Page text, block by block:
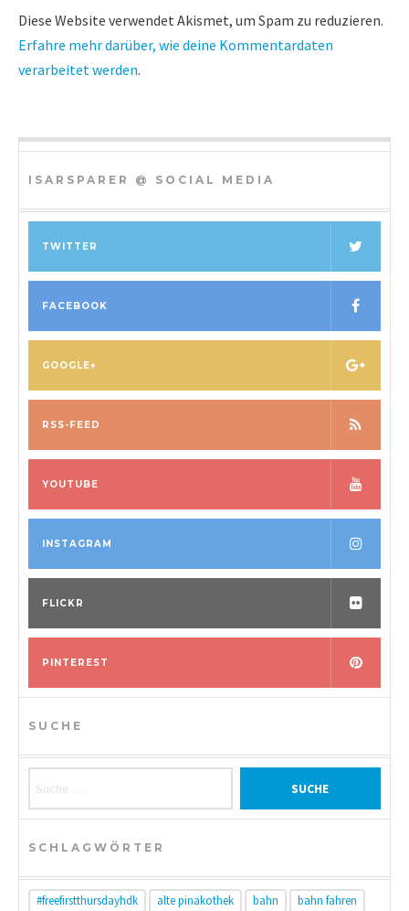
Diese Website verwendet Akismet, um Spam zu reduzieren.
Erfahre mehr darüber, wie deine Kommentardaten
verarbeitet werden.
ISARSPARER @ SOCIAL MEDIA
TWITTER
FACEBOOK
GOOGLE+
RSS-FEED
YOUTUBE
INSTAGRAM
FLICKR
PINTEREST
SUCHE
SCHLAGWÖRTER
#freefirstthursdayhdk alte pinakothek bahn bahn fahren